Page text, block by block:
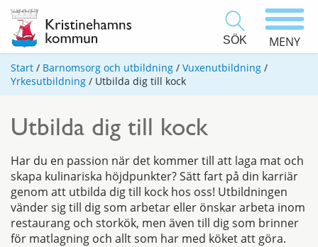
SÖK MENY
Start / Barnomsorg och utbildning / Vuxenutbildning /
Yrkesutbildning / Utbilda dig till kock
Utbilda dig till kock
Har du en passion när det kommer till att laga mat och
skapa kulinariska höjdpunkter? Sätt fart på din karriär
genom att utbilda dig till kock hos oss! Utbildningen
vänder sig till dig som arbetar eller önskar arbeta inom
restaurang och storkök, men även till dig som brinner
för matlagning och allt som har med köket att göra.